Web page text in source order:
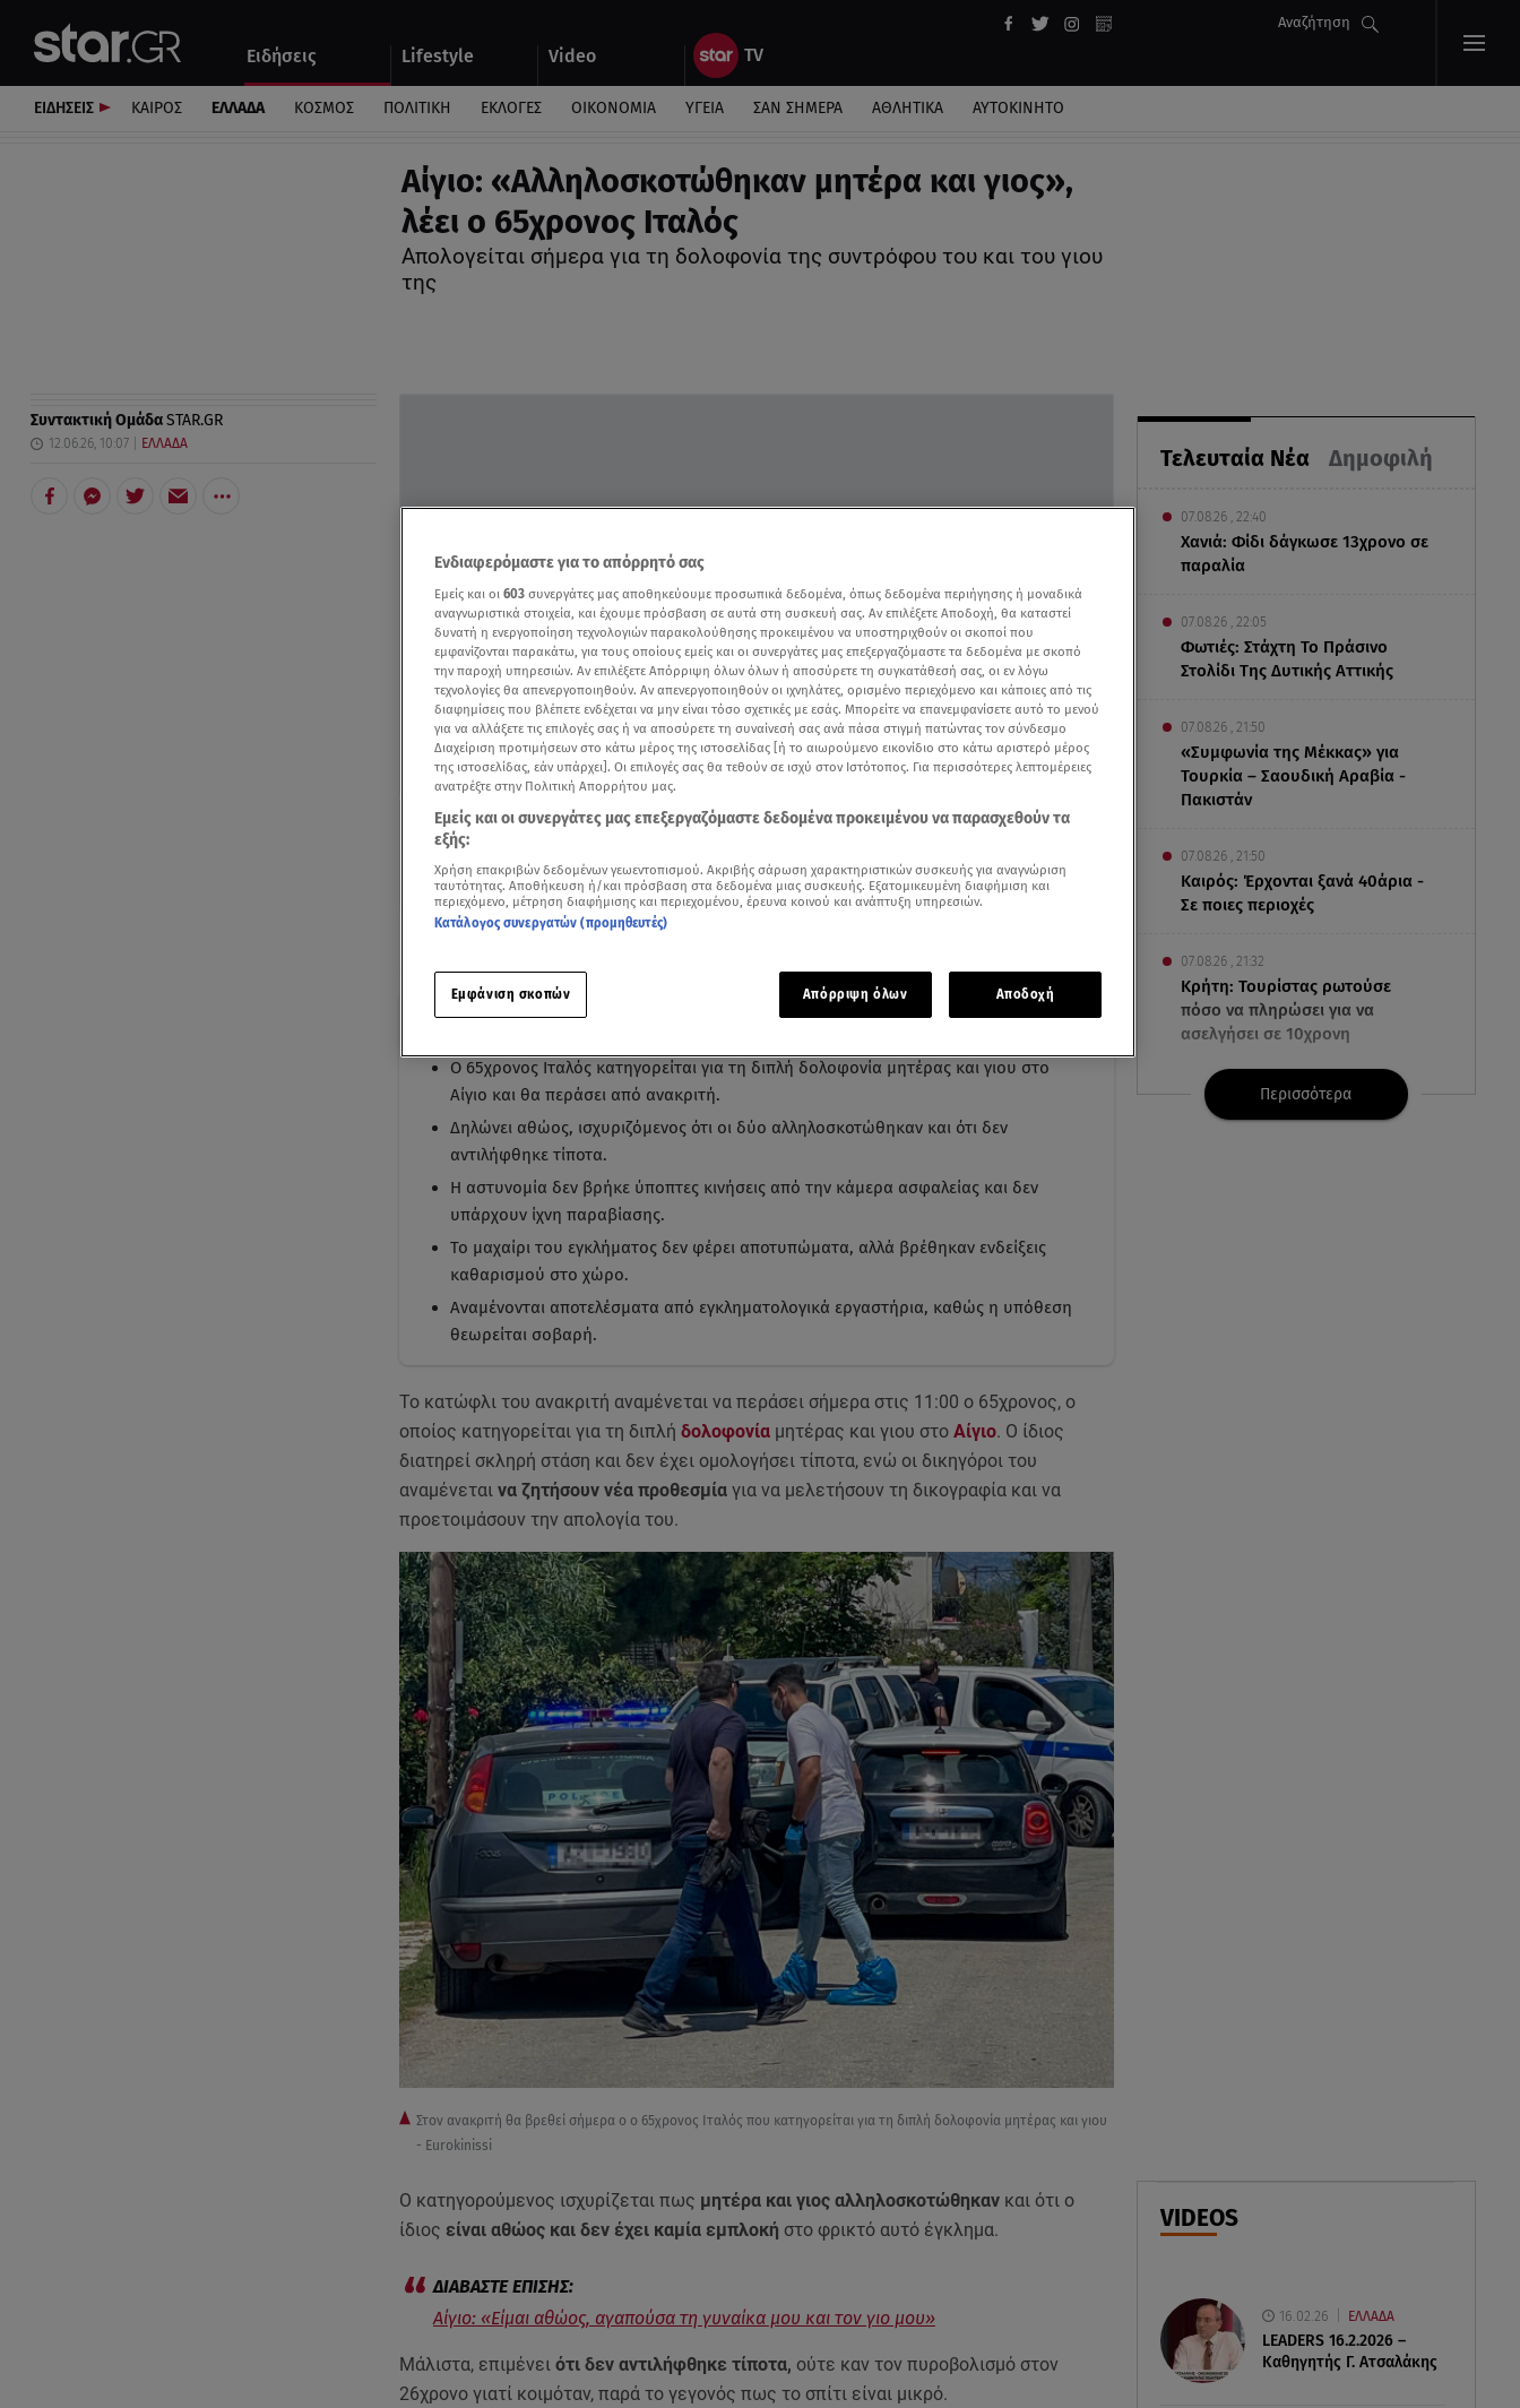
Ειδήσεις Lifestyle Video
Αναζήτηση
Αυτοκίνητο
ΕΙΔΗΣΕΙΣ ΚΑΙΡΟΣ ΕΛΛΑΔΑ ΚΟΣΜΟΣ ΠΟΛΙΤΙΚΗ ΕΚΛΟΓΕΣ ΟΙΚΟΝΟΜΙΑ ΥΓΕΙΑ ΣΑΝ ΣΗΜΕΡΑ ΑΘΛΗΤΙΚΑ ΑΥΤΟΚΙΝΗΤΟ
Αίγιο: «Αλληλοσκοτώθηκαν μητέρα και γιος»,
λέει ο 65χρονος Ιταλός
Απολογείται σήμερα για τη δολοφονία της συντρόφου του και του γιου
της
Τελευταία Νέα Δημοφιλή
07.08.26 , 22:40
Χανιά: Φίδι δάγκωσε 13χρονο σε
παραλία
07.08.26 , 22:05
Φωτιές: Στάχτη Το Πράσινο
Στολίδι Της Δυτικής Αττικής
07.08.26 , 21:50
«Συμφωνία της Μέκκας» για
Τουρκία – Σαουδική Αραβία -
Πακιστάν
07.08.26 , 21:50
Καιρός: Έρχονται ξανά 40άρια -
Σε ποιες περιοχές
07.08.26 , 21:32
Κρήτη: Τουρίστας ρωτούσε
πόσο να πληρώσει για να
ασελγήσει σε 10χρονη
07.08.26 , 21:17
Κλήρωση Eurojackpot
07.08.26 , 17:44
Παιδικοί σταθμοί: Πότε βγαίνουν
τα προσωρινά αποτελέσματα
Περισσότερα
VIDEOS
16.02.26 ΕΛΛΑΔΑ
LEADERS 16.2.2026 –
Καθηγητής Γ. Ατσαλάκης
Συντακτική ΟμάδαSTAR.GR
12.06.26, 10:07 ΕΛΛΑΔΑ
Δείτε περισσότερα άρθρα μας στα αποτελέσματα αναζήτησης
Add star.gr on Google
Με μια ματιά-by STAR AI
Ο 65χρονος Ιταλός κατηγορείται για τη διπλή δολοφονία μητέρας και γιου στο
Αίγιο και θα περάσει από ανακριτή.
Δηλώνει αθώος, ισχυριζόμενος ότι οι δύο αλληλοσκοτώθηκαν και ότι δεν
αντιλήφθηκε τίποτα.
Η αστυνομία δεν βρήκε ύποπτες κινήσεις από την κάμερα ασφαλείας και δεν
υπάρχουν ίχνη παραβίασης.
Το μαχαίρι του εγκλήματος δεν φέρει αποτυπώματα, αλλά βρέθηκαν ενδείξεις
καθαρισμού στο χώρο.
Αναμένονται αποτελέσματα από εγκληματολογικά εργαστήρια, καθώς η υπόθεση
θεωρείται σοβαρή.
Το κατώφλι του ανακριτή αναμένεται να περάσει σήμερα στις 11:00 ο 65χρονος, ο
οποίος κατηγορείται για τη διπλή δολοφονίαμητέρας και γιου στο Αίγιο. Ο ίδιος
διατηρεί σκληρή στάση και δεν έχει ομολογήσει τίποτα, ενώ οι δικηγόροι του
αναμένεται να ζητήσουν νέα προθεσμίαγια να μελετήσουν τη δικογραφία και να
προετοιμάσουν την απολογία του.
Στον ανακριτή θα βρεθεί σήμερα ο ο 65χρονος Ιταλός που κατηγορείται για τη διπλή δολοφονία μητέρας και γιου
- Eurokinissi
Ο κατηγορούμενος ισχυρίζεται πως μητέρα και γιος αλληλοσκοτώθηκαν και ότι ο
ίδιος είναι αθώος και δεν έχει καμία εμπλοκή στο φρικτό αυτό έγκλημα.
Αίγιο: «Είμαι αθώος, αγαπούσα τη γυναίκα μου και τον γιο μου»
Μάλιστα, επιμένειότι δεν αντιλήφθηκε τίποτα, ούτε καν τον πυροβολισμό στον
26χρονο γιατί κοιμόταν, παρά το γεγονός πως το σπίτι είναι μικρό.
Ενδιαφερόμαστε για το απόρρητό σας
Εμείς και οι 603 συνεργάτες μας αποθηκεύουμε προσωπικά δεδομένα, όπως δεδομένα περιήγησης ή μοναδικά
αναγνωριστικά στοιχεία, και έχουμε πρόσβαση σε αυτά στη συσκευή σας. Αν επιλέξετε Αποδοχή, θα καταστεί
δυνατή η ενεργοποίηση τεχνολογιών παρακολούθησης προκειμένου να υποστηριχθούν οι σκοποί που
εμφανίζονται παρακάτω, για τους οποίους εμείς και οι συνεργάτες μας επεξεργαζόμαστε τα δεδομένα με σκοπό
την παροχή υπηρεσιών. Αν επιλέξετε Απόρριψη όλων όλων ή αποσύρετε τη συγκατάθεσή σας, οι εν λόγω
τεχνολογίες θα απενεργοποιηθούν. Αν απενεργοποιηθούν οι ιχνηλάτες, ορισμένο περιεχόμενο και κάποιες από τις
διαφημίσεις που βλέπετε ενδέχεται να μην είναι τόσο σχετικές με εσάς. Μπορείτε να επανεμφανίσετε αυτό το μενού
για να αλλάξετε τις επιλογές σας ή να αποσύρετε τη συναίνεσή σας ανά πάσα στιγμή πατώντας τον σύνδεσμο
Διαχείριση προτιμήσεων στο κάτω μέρος της ιστοσελίδας [ή το αιωρούμενο εικονίδιο στο κάτω αριστερό μέρος
της ιστοσελίδας, εάν υπάρχει]. Οι επιλογές σας θα τεθούν σε ισχύ στον Ιστότοπος. Για περισσότερες λεπτομέρειες
ανατρέξτε στην Πολιτική Απορρήτου μας.
Εμείς και οι συνεργάτες μας επεξεργαζόμαστε δεδομένα προκειμένου να παρασχεθούν τα
εξής:
Χρήση επακριβών δεδομένων γεωεντοπισμού. Ακριβής σάρωση χαρακτηριστικών συσκευής για αναγνώριση
ταυτότητας. Αποθήκευση ή/και πρόσβαση στα δεδομένα μιας συσκευής. Εξατομικευμένη διαφήμιση και
περιεχόμενο, μέτρηση διαφήμισης και περιεχομένου, έρευνα κοινού και ανάπτυξη υπηρεσιών.
Κατάλογος συνεργατών (προμηθευτές)
Εμφάνιση σκοπών Απόρριψη όλων Αποδοχή